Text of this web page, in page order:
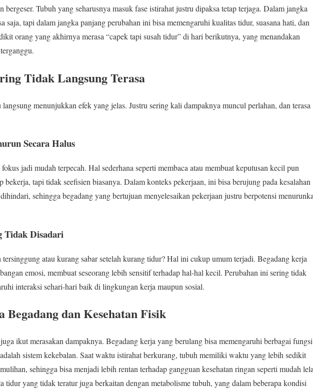
bergeser. Tubuh yang seharusnya masuk fase istirahat justru dipaksa tetap terjaga. Dalam jangka
saja, tapi dalam jangka panjang perubahan ini bisa memengaruhi kualitas tidur, suasana hati, dan
orang yang akhirnya merasa “capek tapi susah tidur” di hari berikutnya, yang menandakan
Tidak Langsung Terasa
menunjukkan efek yang jelas. Justru sering kali dampaknya muncul perlahan, dan terasa
Secara Halus
jadi mudah terpecah. Hal sederhana seperti membaca atau membuat keputusan kecil pun
bekerja, tapi tidak seefisien biasanya. Dalam konteks pekerjaan, ini bisa berujung pada kesalahan
sehingga begadang yang bertujuan menyelesaikan pekerjaan justru berpotensi
Tidak Disadari
tersinggung atau kurang sabar setelah kurang tidur? Hal ini cukup umum terjadi. Begadang kerja
emosi, membuat seseorang lebih sensitif terhadap hal-hal kecil. Perubahan ini sering tidak
interaksi sehari-hari baik di lingkungan kerja maupun sosial.
Begadang dan Kesehatan Fisik
ikut merasakan dampaknya. Begadang kerja yang berulang bisa memengaruhi berbagai fungsi
sistem kekebalan. Saat waktu istirahat berkurang, tubuh memiliki waktu yang lebih sedikit
sehingga bisa menjadi lebih rentan terhadap gangguan kesehatan ringan seperti mudah
tidur yang tidak teratur juga berkaitan dengan metabolisme tubuh, yang dalam beberapa kondisi